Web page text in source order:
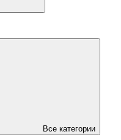
Все категории